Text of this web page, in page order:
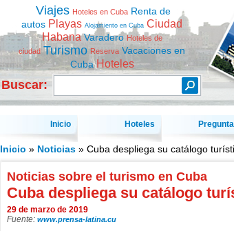
Viajes Hoteles en Cuba Renta de
autos Playas Alojamiento en Cuba Ciudad
Habana Varadero Hoteles de
ciudad Turismo Reserva Vacaciones en
Cuba Hoteles
Buscar:
Inicio Hoteles
Inicio » Noticias» Cuba despliega su catálogo
Noticias sobre el turismo en Cuba
Cuba despliega su catálogo
29 de marzo de 2019
Fuente: www.prensa-latina.cu